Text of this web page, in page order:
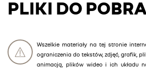
PLIKI DO
Wszelkie materiały na tej stronie
ograniczenia do tekstów, zdjęć, grafik,
animacją, plików wideo i ich układu